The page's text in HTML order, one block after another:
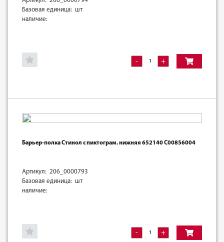
Базовая единица: шт
наличие:
- +
Барьер-полка Стинол с пиктограм. нижняя 652140 C00856004
Артикул: 206_0000793
Базовая единица: шт
наличие:
- +